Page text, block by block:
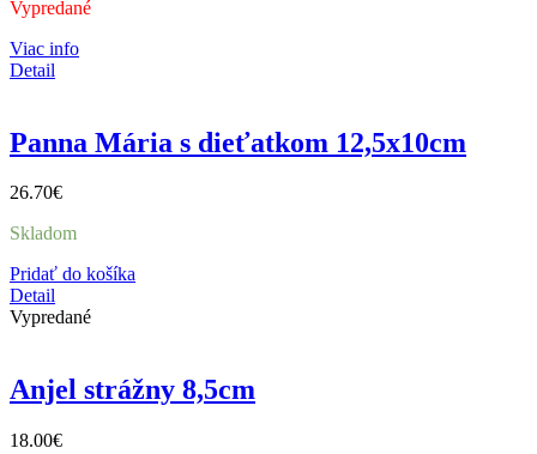
Vypredané
Viac info
Detail
Panna Mária s dieťatkom 12,5x10cm
26.70€
Skladom
Pridať do košíka
Detail
Vypredané
Anjel strážny 8,5cm
18.00€